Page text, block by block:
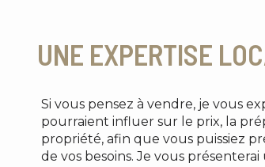
UNE EXPERTISE
Si vous pensez à vendre, je vous
pourraient influer sur le prix, la
propriété, afin que vous puissiez
de vos besoins. Je vous